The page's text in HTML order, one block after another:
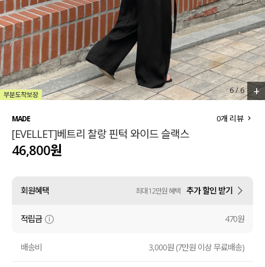
세트할인 ~30%
하객룩
살안타템
110사이즈
티셔츠
셔츠
원피스
니트
블라우스
스커트
언더웨어
1/6 +
MADE
[EVELLET]베트리 찰랑 핀턱 와이드 슬랙스
0개 리뷰
46,800원
회원혜택 최대 12만원 혜택 추가 할인 받기
적립금 470원
배송비 3,000원 (7만원 이상 무료배송)